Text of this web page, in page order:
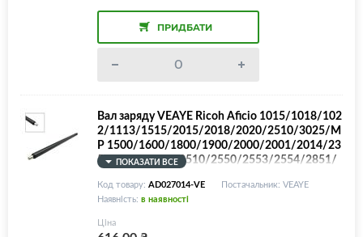
ПРИДБАТИ
Вал заряду VEAYE Ricoh Aficio 1015/1018/102
2/1113/1515/2015/2018/2020/2510/3025/M
P 1500/1600/1800/1900/2000/2001/2014/23
52/2500/2501/2510/2550/2553/2554/2851/
2852/3010/3030/3054/3350/3351/3352/335
3/Gestetner DSm615/618/625/716/725/AD02
7018/AD027014/G0523510
ПОКАЗАТИ ВСЕ
Код товару: AD027014-VE
Постачальник: VEAYE
Наявність: в наявності
Ціна